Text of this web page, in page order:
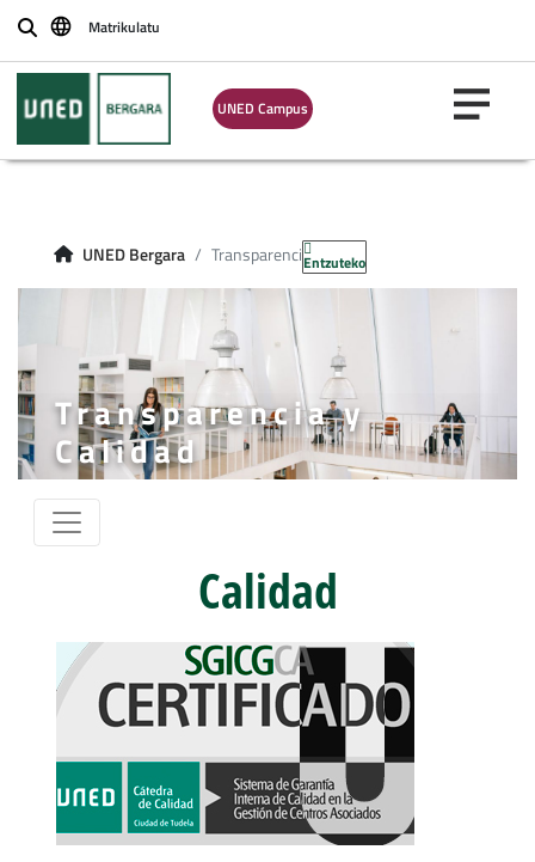
BuscarMatrikulatu
UNED Campus
UNED Bergara TransparenciEntzuteko
Transparencia y
Calidad
Calidad